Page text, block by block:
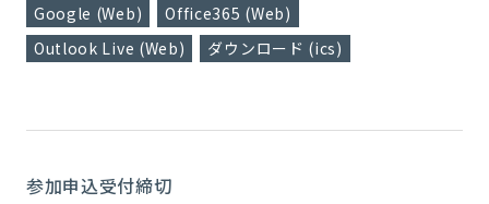
Google (Web)
Office365 (Web)
Outlook Live (Web)
ダウンロード (ics)
参加申込受付締切